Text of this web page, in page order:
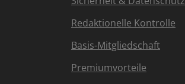
Redaktionelle Kontrolle
Basis-Mitgliedschaft
Premiumvorteile